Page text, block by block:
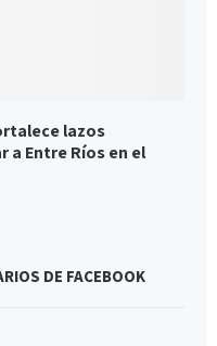
lazos
a Entre Ríos en el
DE FACEBOOK